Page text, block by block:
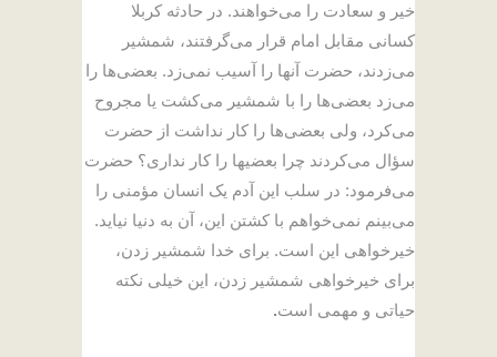
خیر و سعادت را می‌خواهند. در حادثه کربلا
کسانی مقابل امام قرار می‌گرفتند، شمشیر
می‌زدند، حضرت آنها را آسیب نمی‌زد. بعضی‌ها را
می‌زد بعضی‌ها را با شمشیر می‌کشت یا مجروح
می‌کرد، ولی بعضی‌ها را کار نداشت از حضرت
سؤال می‌کردند چرا بعضیها را کار نداری؟ حضرت
می‌فرمود: در سلب این آدم یک انسان مؤمنی را
می‌بینم نمی‌خواهم با کشتن این، آن به دنیا نیاید.
خیرخواهی این است. برای خدا شمشیر زدن،
برای خیرخواهی شمشیر زدن، این خیلی نکته
حیاتی و مهمی است.